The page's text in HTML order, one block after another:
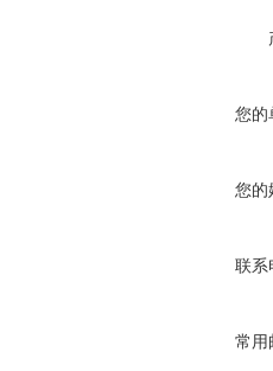
您的
您的
联系
常用